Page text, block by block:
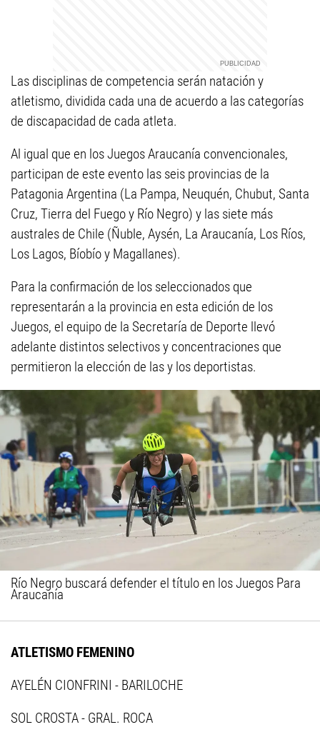
Las disciplinas de competencia serán natación y
atletismo, dividida cada una de acuerdo a las categorías
de discapacidad de cada atleta.
Al igual que en los Juegos Araucanía convencionales,
participan de este evento las seis provincias de la
Patagonia Argentina (La Pampa, Neuquén, Chubut, Santa
Cruz, Tierra del Fuego y Río Negro) y las siete más
australes de Chile (Ñuble, Aysén, La Araucanía, Los Ríos,
Los Lagos, Bíobío y Magallanes).
Para la confirmación de los seleccionados que
representarán a la provincia en esta edición de los
Juegos, el equipo de la Secretaría de Deporte llevó
adelante distintos selectivos y concentraciones que
permitieron la elección de las y los deportistas.
Río Negro buscará defender el título en los Juegos Para
Araucanía
ATLETISMO FEMENINO
AYELÉN CIONFRINI - BARILOCHE
SOL CROSTA - GRAL. ROCA